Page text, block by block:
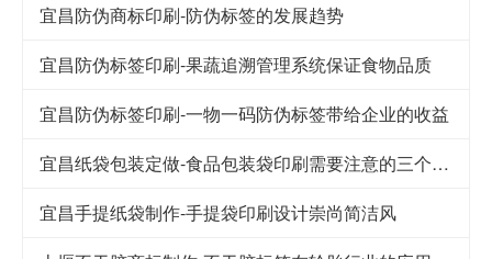
宜昌防伪商标印刷-防伪标签的发展趋势
宜昌防伪标签印刷-果蔬追溯管理系统保证食物品质
宜昌防伪标签印刷-一物一码防伪标签带给企业的收益
宜昌纸袋包装定做-食品包装袋印刷需要注意的三个细节
宜昌手提纸袋制作-手提袋印刷设计崇尚简洁风